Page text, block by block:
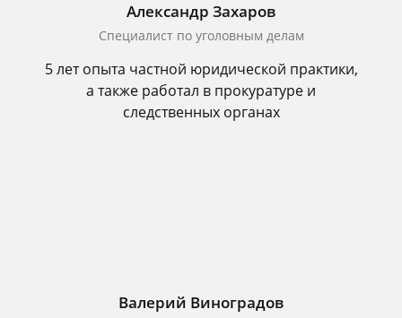
Александр Захаров
Специалист по уголовным делам
5 лет опыта частной юридической практики,
а также работал в прокуратуре и
следственных органах
Валерий Виноградов